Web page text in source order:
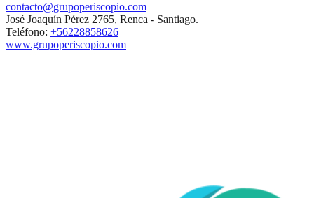
contacto@grupoperiscopio.com
José Joaquín Pérez 2765, Renca - Santiago.
Teléfono: +56228858626
www.grupoperiscopio.com